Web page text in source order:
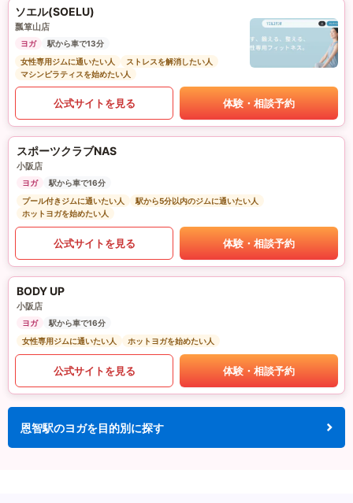
ソエル(SOELU)
瓢箪山店
ヨガ
駅から車で13分
女性専用ジムに通いたい人
ストレスを解消したい人
マシンピラティスを始めたい人
公式サイトを見る 体験・相談予約
スポーツクラブNAS
小阪店
ヨガ
駅から車で16分
プール付きジムに通いたい人
駅から5分以内のジムに通いたい人
ホットヨガを始めたい人
公式サイトを見る 体験・相談予約
BODY UP
小阪店
ヨガ
駅から車で16分
女性専用ジムに通いたい人
ホットヨガを始めたい人
公式サイトを見る 体験・相談予約
恩智駅のヨガを目的別に探す